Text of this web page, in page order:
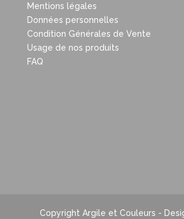
Mentions légales
Données personnelles
Condition Générales de Vente
Usage de nos produits
FAQ
Copyright Argile et Couleurs -